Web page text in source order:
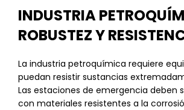
INDUSTRIA
ROBUSTEZ Y
La industria petroquímica requiere
puedan resistir sustancias
Las estaciones de emergencia deben
con materiales resistentes a la